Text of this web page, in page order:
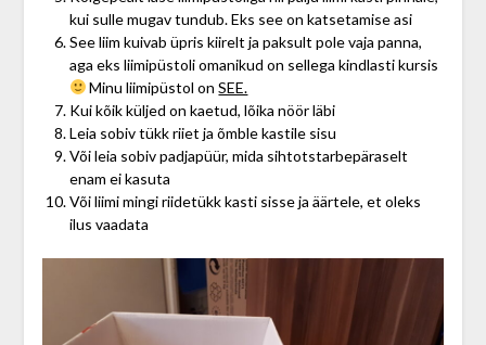
kui sulle mugav tundub. Eks see on katsetamise asi
See liim kuivab üpris kiirelt ja paksult pole vaja panna,
aga eks liimipüstoli omanikud on sellega kindlasti kursis
Minu liimipüstol onSEE.
Kui kõik küljed on kaetud, lõika nöör läbi
Leia sobiv tükk riiet ja õmble kastile sisu
Või leia sobiv padjapüür, mida sihtotstarbepäraselt
enam ei kasuta
Või liimi mingi riidetükk kasti sisse ja äärtele, et oleks
ilus vaadata